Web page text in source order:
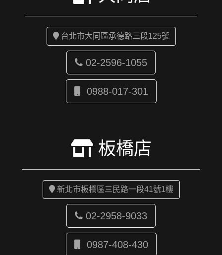
台北市大同區承德路三段125號
02-2596-1055
0988-017-301
板橋店
新北市板橋區三民路一段41號1樓
02-2958-9033
0987-408-430